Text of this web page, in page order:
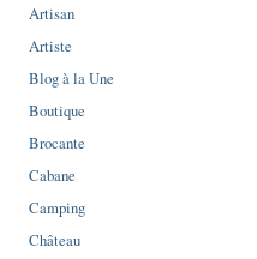
Artisan
Artiste
Blog à la Une
Boutique
Brocante
Cabane
Camping
Château